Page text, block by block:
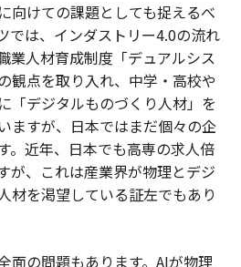
向けての課題としても捉えるべ
では、インダストリー4.0の流れ
業人材育成制度「デュアルシス
観点を取り入れ、中学・高校や
「デジタルものづくり人材」を
ますが、日本ではまだ個々の企
。近年、日本でも高専の求人倍
が、これは産業界が物理とデジ
材を渇望している証左でもあり
面の問題もあります。AIが物理